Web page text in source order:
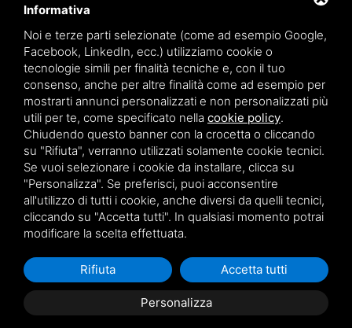
Informativa
Noi e terze parti selezionate (come ad esempio Google,
Facebook, LinkedIn, ecc.) utilizziamo cookie o
tecnologie simili per finalità tecniche e, con il tuo
consenso, anche per altre finalità come ad esempio per
mostrarti annunci personalizzati e non personalizzati più
utili per te, come specificato nella cookie policy.
Chiudendo questo banner con la crocetta o cliccando
su "Rifiuta", verranno utilizzati solamente cookie tecnici.
Se vuoi selezionare i cookie da installare, clicca su
"Personalizza". Se preferisci, puoi acconsentire
all'utilizzo di tutti i cookie, anche diversi da quelli tecnici,
cliccando su "Accetta tutti". In qualsiasi momento potrai
modificare la scelta effettuata.
Personalizza
Rifiuta Accetta tutti
WiFinance Srl
PIVA 03134591209
Privacy policy
Sitemap
Questo sito è protetto da Google reCAPTCHA v3,Privacy
PolicyeTerms of Servicedi Google.